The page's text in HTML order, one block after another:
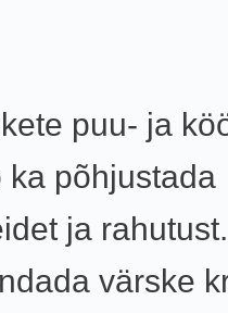
puu- ja
põhjustada
ja
värske